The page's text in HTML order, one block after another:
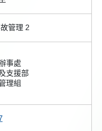
管理 2
事處
支援部
理組